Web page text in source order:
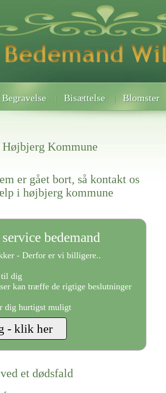
Begravelse Bisættelse Blomster
Kommune
er gået bort, så kontakt os
i højbjerg kommune
bedemand
- Derfor er vi billigere..
dig
kan træffe de rigtige beslutninger
dig hurtigst muligt
et dødsfald